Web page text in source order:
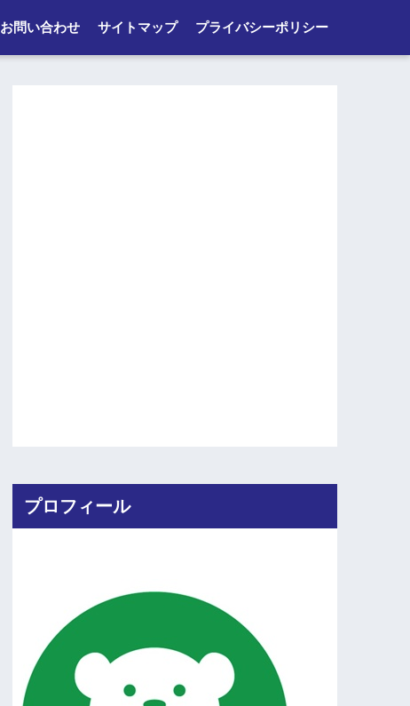
お問い合わせ サイトマップ プライバシーポリシー
プロフィール